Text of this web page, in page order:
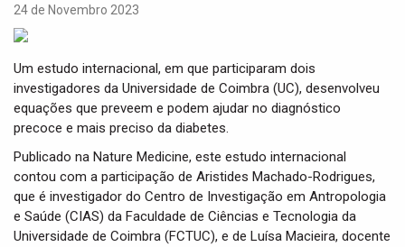
n
24 de Novembro 2023
Um estudo internacional, em que participaram dois
investigadores da Universidade de Coimbra (UC), desenvolveu
equações que preveem e podem ajudar no diagnóstico
precoce e mais preciso da diabetes.
Publicado na Nature Medicine, este estudo internacional
contou com a participação de Aristides Machado-Rodrigues,
que é investigador do Centro de Investigação em Antropologia
e Saúde (CIAS) da Faculdade de Ciências e Tecnologia da
Universidade de Coimbra (FCTUC), e de Luísa Macieira, docente